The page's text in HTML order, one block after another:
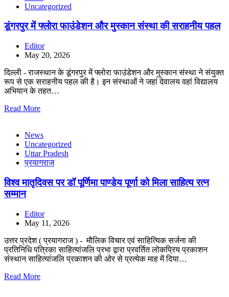
Uncategorized
डूंगरपुर में फ्लोरा फाउंडेशन और मुस्कान संस्था की सराहनीय पहल
Editor
May 20, 2026
दिल्ली - राजस्थान के डूंगरपुर में फ्लोरा फाउंडेशन और मुस्कान संस्था ने संयुक्त
रूप से एक सराहनीय पहल की है। इन संस्थाओं ने जहां देवालय वहां विद्यालय
अभियान के तहत…
Read More
News
Uncategorized
Uttar Pradesh
प्रयागराज
विश्व मातृदिवस पर डॉ पूर्णिमा पाण्डेय पूर्णा को मिला साहित्य रत्न
सम्मान
Editor
May 11, 2026
उत्तर प्रदेश ( प्रयागराज ) - मौलिक विचार एवं साहित्यिक सर्जना की
प्रतिनिधि पत्रिका साहित्यांजलि प्रभा द्वारा प्रवर्तित लोकप्रिय प्रकाशन
संस्थान साहित्यांजलि प्रकाशन की ओर से प्रत्येक माह में दिया…
Read More